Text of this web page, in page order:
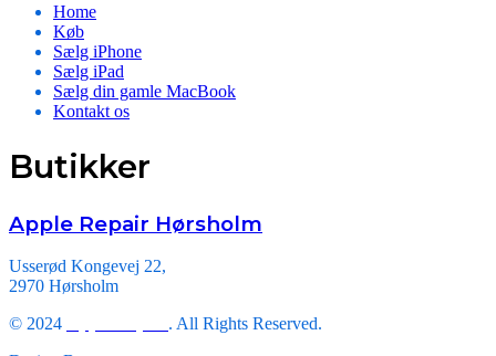
Home
Køb
Sælg iPhone
Sælg iPad
Sælg din gamle MacBook
Kontakt os
Butikker
Apple Repair Hørsholm
Usserød Kongevej 22,
2970 Hørsholm
© 2024
. All Rights Reserved.